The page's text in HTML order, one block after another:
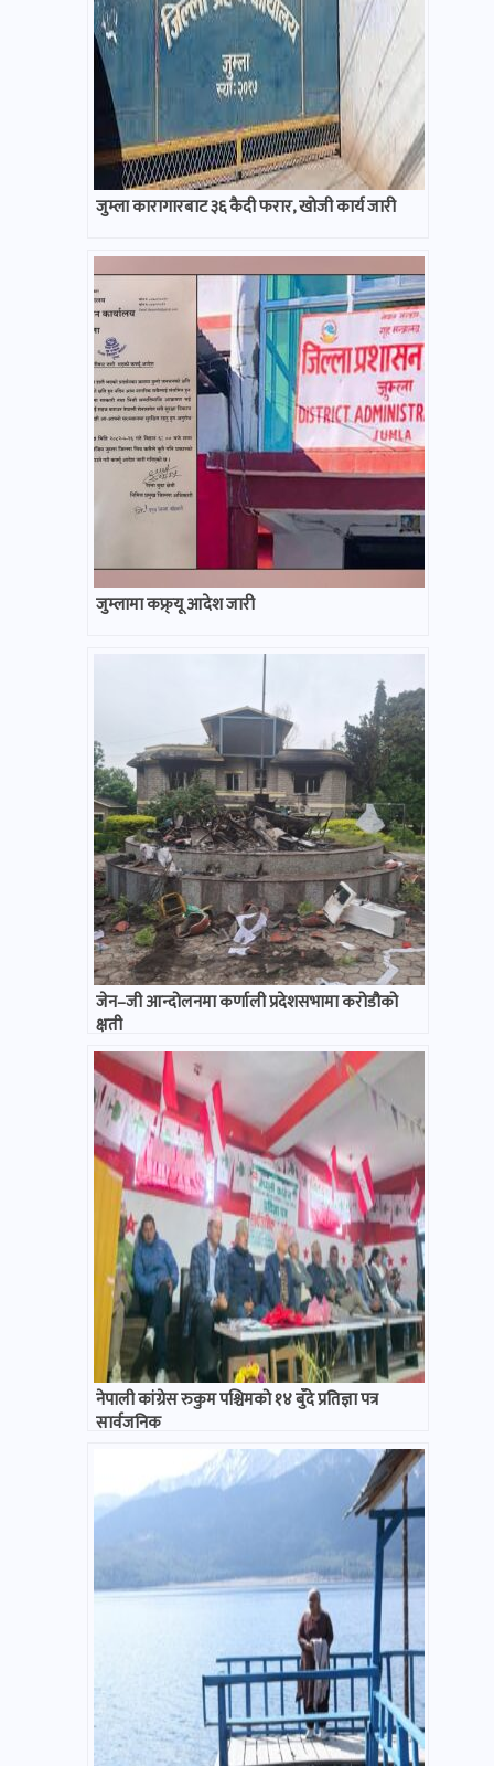
जुम्ला कारागारबाट ३६ कैदी फरार, खोजी कार्य जारी
जुम्लामा कफ्र्यू आदेश जारी
जेन–जी आन्दोलनमा कर्णाली प्रदेशसभामा करोडौको
क्षती
नेपाली कांग्रेस रुकुम पश्चिमको १४ बुँदे प्रतिज्ञा पत्र
सार्वजनिक